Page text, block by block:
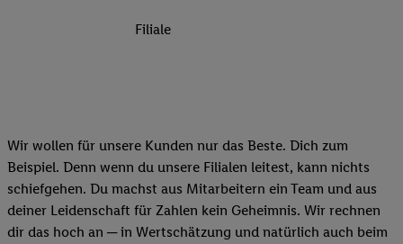
Filiale
Wir wollen für unsere Kunden nur das Beste. Dich zum
Beispiel. Denn wenn du unsere Filialen leitest, kann nichts
schiefgehen. Du machst aus Mitarbeitern ein Team und aus
deiner Leidenschaft für Zahlen kein Geheimnis. Wir rechnen
dir das hoch an ─ in Wertschätzung und natürlich auch beim